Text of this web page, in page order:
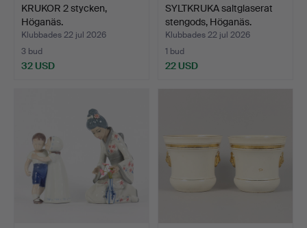
KRUKOR 2 stycken,
Höganäs.
Klubbades 22 jul 2026
3 bud
32 USD
SYLTKRUKA saltglaserat
stengods, Höganäs.
Klubbades 22 jul 2026
1 bud
22 USD